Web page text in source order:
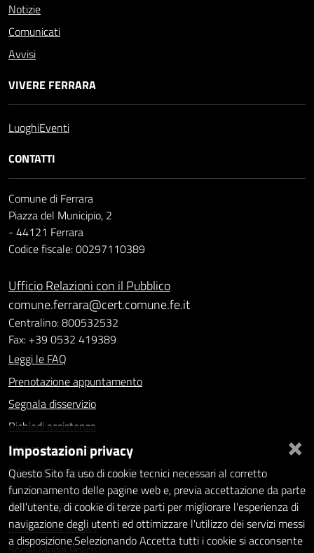
Notizie
Comunicati
Avvisi
VIVERE FERRARA
LuoghiEventi
CONTATTI
Comune di Ferrara
Piazza del Municipio, 2
- 44121 Ferrara
Codice fiscale: 00297110389
Ufficio Relazioni con il Pubblico
comune.ferrara@cert.comune.fe.it
Centralino: 800532532
Fax: +39 0532 419389
Leggi le FAQ
Prenotazione appuntamento
Segnala disservizio
Richiedi assistenza
Statistiche dei Siti web
Intranet - accesso riservato
Amministrazione trasparente
Informativa privacy
Social Media Policy
×
Impostazioni privacy
Questo Sito fa uso di cookie tecnici necessari al corretto
funzionamento delle pagine web e, previa accettazione da parte
dell'utente, di cookie di terze parti per migliorare l'esperienza di
navigazione degli utenti ed ottimizzare l'utilizzo dei servizi messi
a disposizione.Selezionando Accetta tutti i cookie si acconsente